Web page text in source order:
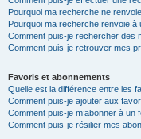
Pourquoi ma recherche ne
Pourquoi ma recherche renvoie à
Comment puis-je rechercher des
Comment puis-je retrouver mes
Favoris et abonnements
Quelle est la différence entre les
Comment puis-je ajouter aux
Comment puis-je m’abonner à un
Comment puis-je résilier mes